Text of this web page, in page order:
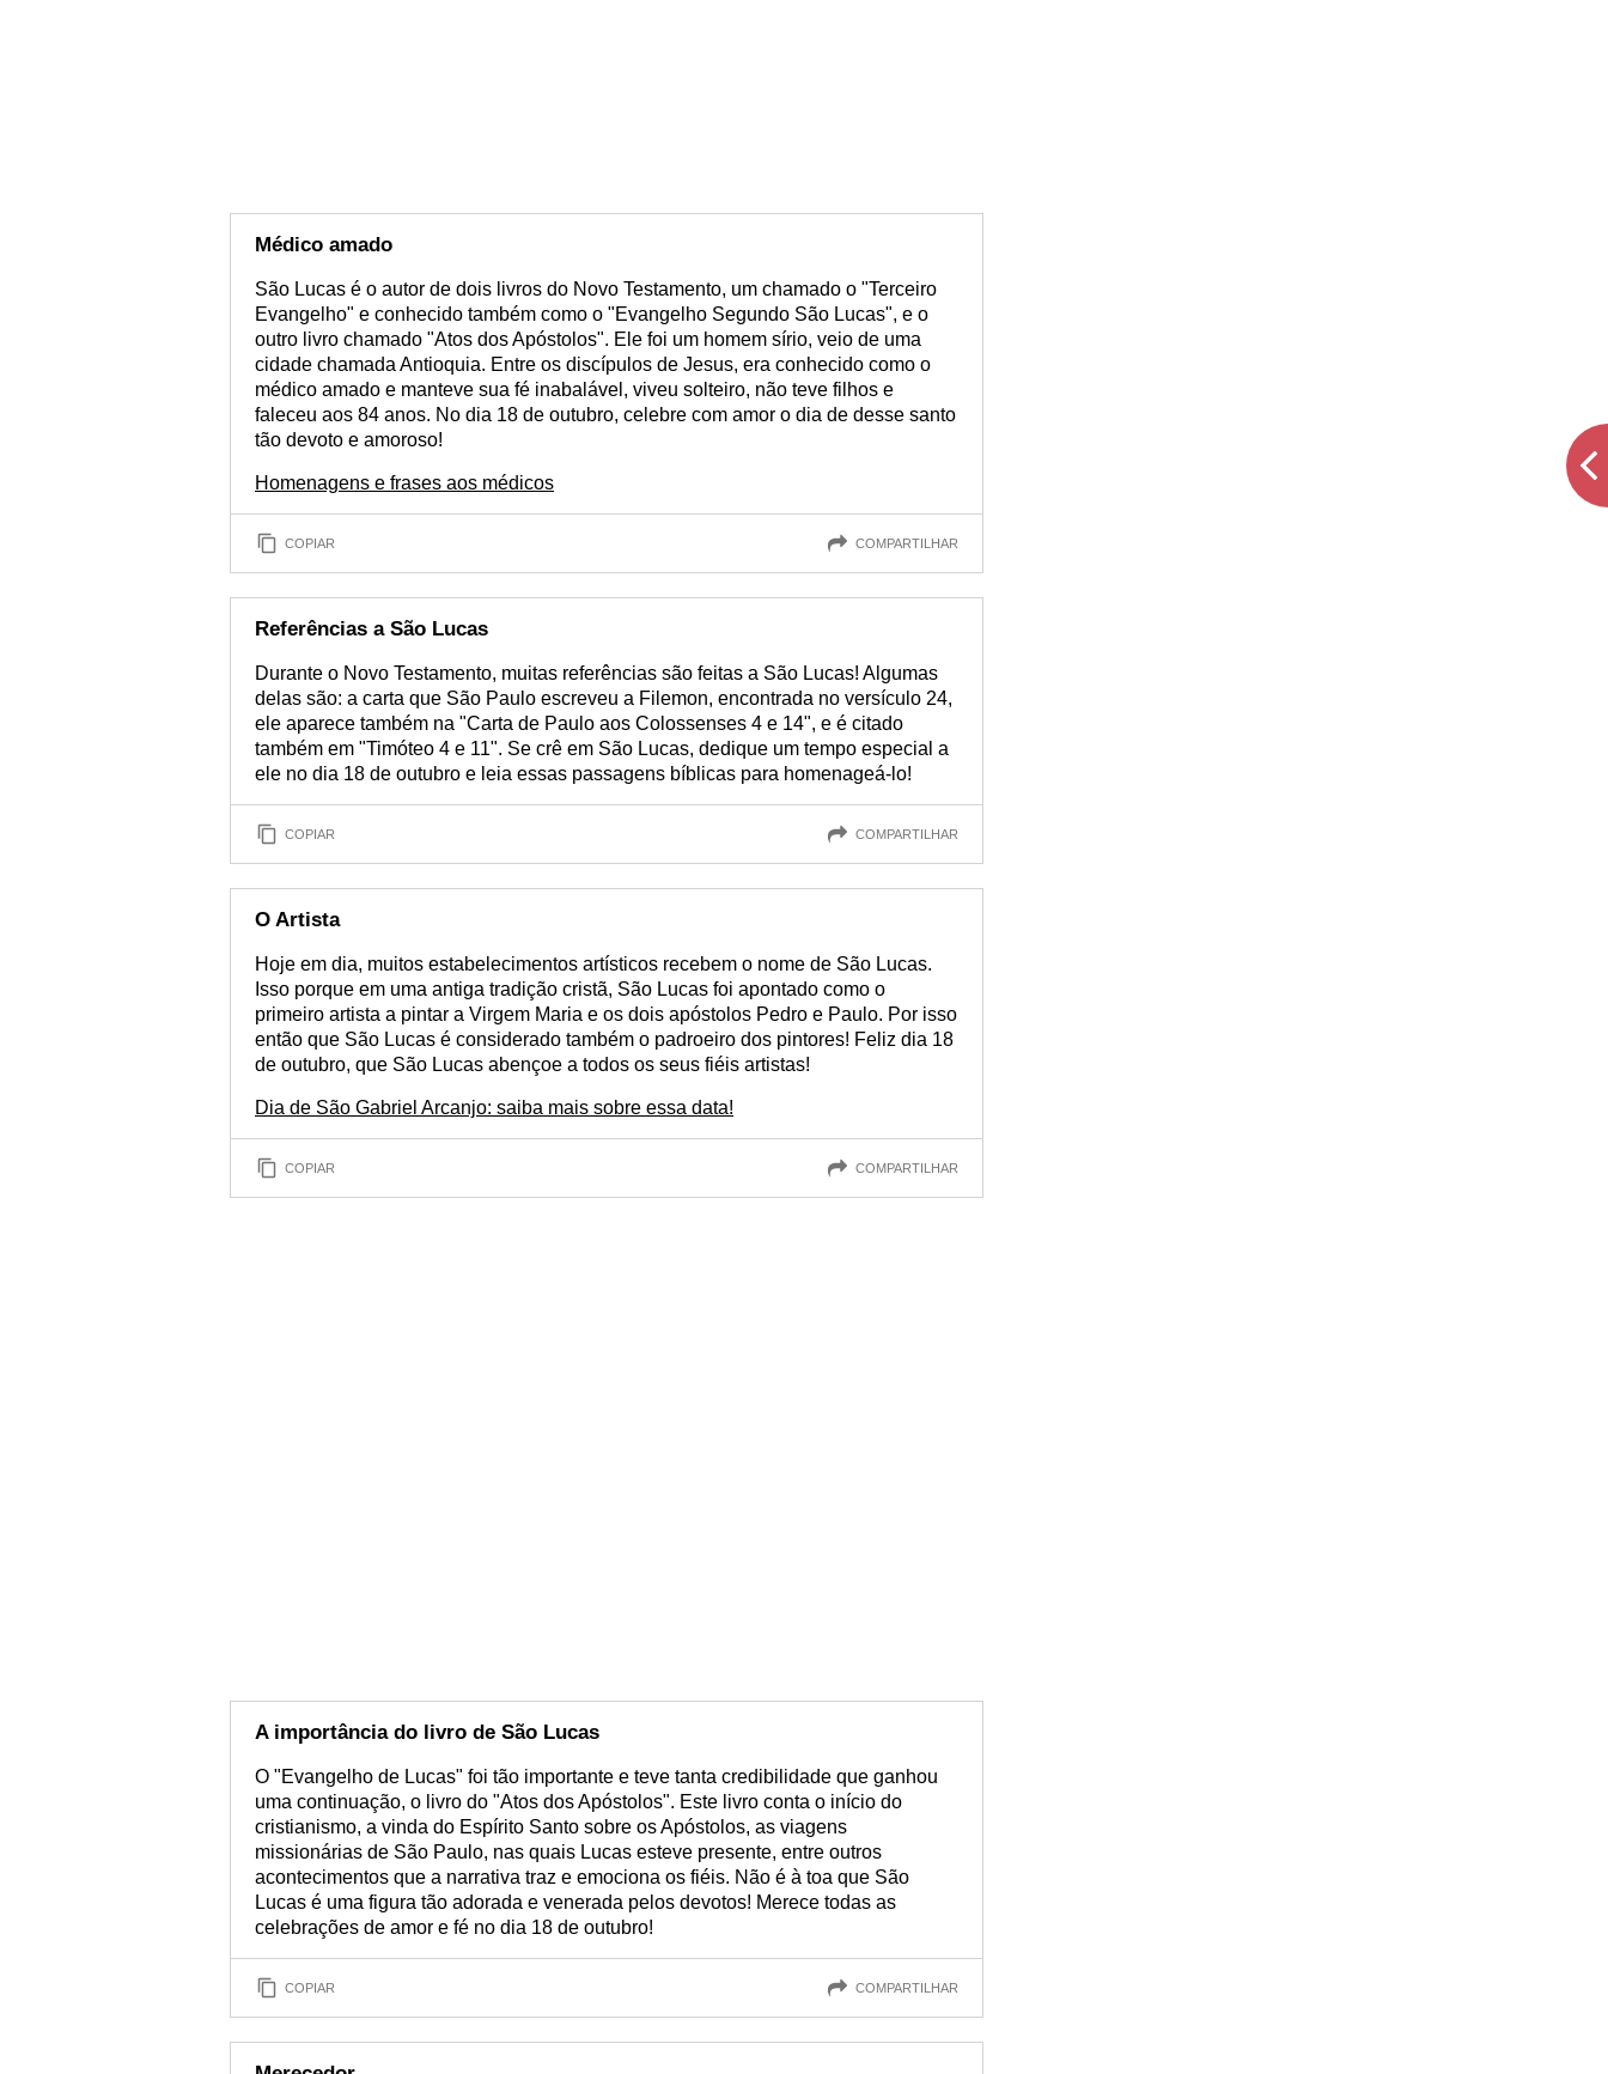
Médico amado
São Lucas é o autor de dois livros do Novo Testamento, um chamado o "Terceiro
Evangelho" e conhecido também como o "Evangelho Segundo São Lucas", e o
outro livro chamado "Atos dos Apóstolos". Ele foi um homem sírio, veio de uma
cidade chamada Antioquia. Entre os discípulos de Jesus, era conhecido como o
médico amado e manteve sua fé inabalável, viveu solteiro, não teve filhos e
faleceu aos 84 anos. No dia 18 de outubro, celebre com amor o dia de desse santo
tão devoto e amoroso!
Homenagens e frases aos médicos
COPIAR COMPARTILHAR
Referências a São Lucas
Durante o Novo Testamento, muitas referências são feitas a São Lucas! Algumas
delas são: a carta que São Paulo escreveu a Filemon, encontrada no versículo 24,
ele aparece também na "Carta de Paulo aos Colossenses 4 e 14", e é citado
também em "Timóteo 4 e 11". Se crê em São Lucas, dedique um tempo especial a
ele no dia 18 de outubro e leia essas passagens bíblicas para homenageá-lo!
COPIAR COMPARTILHAR
O Artista
Hoje em dia, muitos estabelecimentos artísticos recebem o nome de São Lucas.
Isso porque em uma antiga tradição cristã, São Lucas foi apontado como o
primeiro artista a pintar a Virgem Maria e os dois apóstolos Pedro e Paulo. Por isso
então que São Lucas é considerado também o padroeiro dos pintores! Feliz dia 18
de outubro, que São Lucas abençoe a todos os seus fiéis artistas!
Dia de São Gabriel Arcanjo: saiba mais sobre essa data!
COPIAR COMPARTILHAR
A importância do livro de São Lucas
O "Evangelho de Lucas" foi tão importante e teve tanta credibilidade que ganhou
uma continuação, o livro do "Atos dos Apóstolos". Este livro conta o início do
cristianismo, a vinda do Espírito Santo sobre os Apóstolos, as viagens
missionárias de São Paulo, nas quais Lucas esteve presente, entre outros
acontecimentos que a narrativa traz e emociona os fiéis. Não é à toa que São
Lucas é uma figura tão adorada e venerada pelos devotos! Merece todas as
celebrações de amor e fé no dia 18 de outubro!
COPIAR COMPARTILHAR